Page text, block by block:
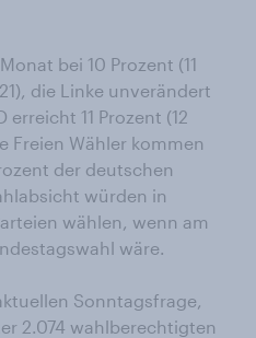
bei 10 Prozent (11
die Linke unverändert
11 Prozent (12
Freien Wähler kommen
der deutschen
würden in
wählen, wenn am
wäre.
Sonntagsfrage,
2.074 wahlberechtigten